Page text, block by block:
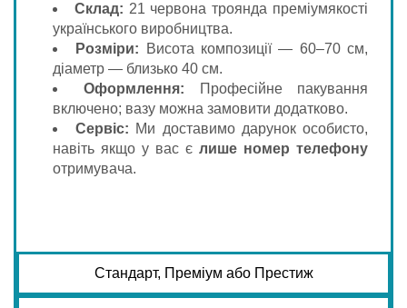
Склад: 21 червона троянда преміумякості
українського виробництва.
Розміри: Висота композиції — 60–70 см,
діаметр — близько 40 см.
Оформлення: Професійне пакування
включено; вазу можна замовити додатково.
Сервіс: Ми доставимо дарунок особисто,
навіть якщо у вас є лише номер телефону
отримувача.
Стандарт, Преміум або Престиж